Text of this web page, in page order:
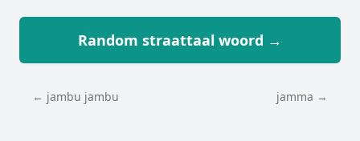
Random straattaal woord →
← jambu jambu jamma →